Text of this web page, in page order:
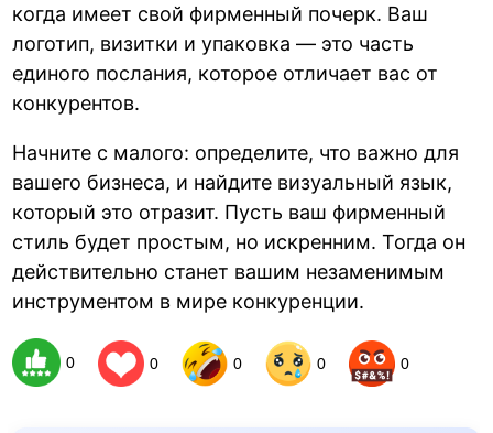
когда имеет свой фирменный почерк. Ваш
логотип, визитки и упаковка — это часть
единого послания, которое отличает вас от
конкурентов.
Начните с малого: определите, что важно для
вашего бизнеса, и найдите визуальный язык,
который это отразит. Пусть ваш фирменный
стиль будет простым, но искренним. Тогда он
действительно станет вашим незаменимым
инструментом в мире конкуренции.
0 0 0 0 0